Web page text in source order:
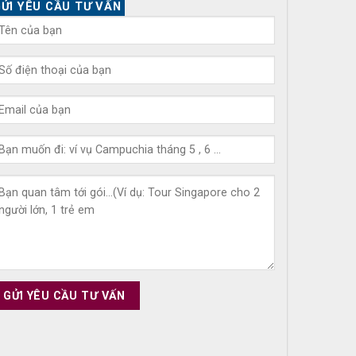
YÊU CẦU TƯ VẤN